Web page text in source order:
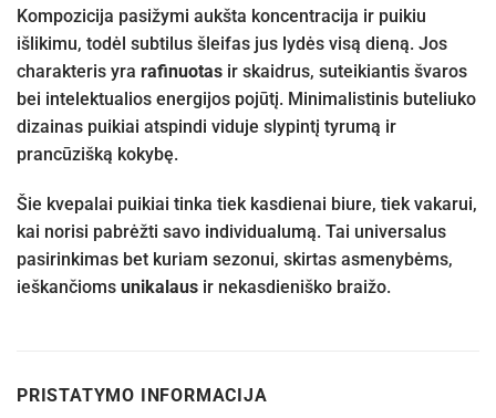
Kompozicija pasižymi aukšta koncentracija ir puikiu
išlikimu, todėl subtilus šleifas jus lydės visą dieną. Jos
charakteris yra rafinuotas ir skaidrus, suteikiantis švaros
bei intelektualios energijos pojūtį. Minimalistinis buteliuko
dizainas puikiai atspindi viduje slypintį tyrumą ir
prancūzišką kokybę.
Šie kvepalai puikiai tinka tiek kasdienai biure, tiek vakarui,
kai norisi pabrėžti savo individualumą. Tai universalus
pasirinkimas bet kuriam sezonui, skirtas asmenybėms,
ieškančioms unikalaus ir nekasdieniško braižo.
PRISTATYMO INFORMACIJA